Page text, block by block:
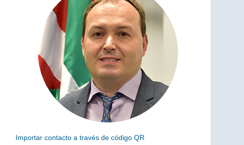
Importar contacto a través de código QR